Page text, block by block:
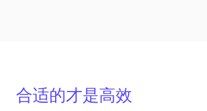
合适的才是高效